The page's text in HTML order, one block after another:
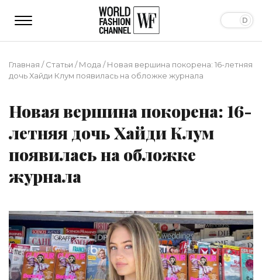
Главная /Статьи /Мода /Новая вершина покорена: 16-летняя
дочь Хайди Клум появилась на обложке журнала
Новая вершина покорена: 16-
летняя дочь Хайди Клум
появилась на обложке
журнала